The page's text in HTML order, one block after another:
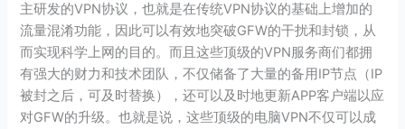
主研发的VPN协议，也就是在传统VPN协议的基础上增加的
流量混淆功能，因此可以有效地突破GFW的干扰和封锁，从
而实现科学上网的目的。而且这些顶级的VPN服务商们都拥
有强大的财力和技术团队，不仅储备了大量的备用IP节点（IP
被封之后，可及时替换），还可以及时地更新APP客户端以应
对GFW的升级。也就是说，这些顶级的电脑VPN不仅可以成